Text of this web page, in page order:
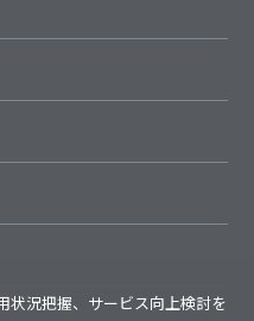
状況把握、サービス向上検討を